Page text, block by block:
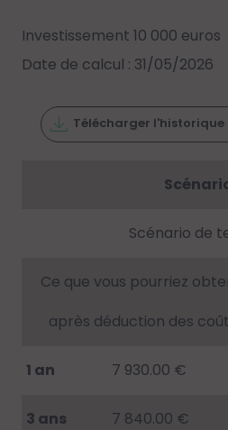
Investissement 10 000 euros
Date de calcul : 31/05/2026
Télécharger l'historique
Scénario de
Ce que vous pourriez
après déduction des
1 an 7 930.00 €
3 ans 7 840.00 €